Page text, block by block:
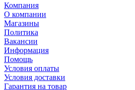
Компания
О компании
Магазины
Политика
Вакансии
Информация
Помощь
Условия оплаты
Условия доставки
Гарантия на товар